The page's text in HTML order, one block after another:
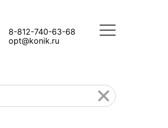
8-812-740-63-68
opt@konik.ru